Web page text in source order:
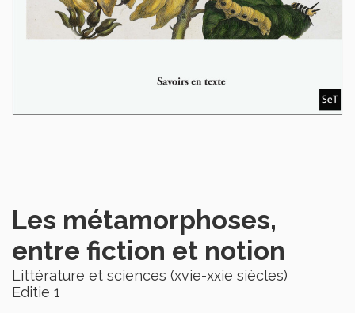
Les métamorphoses,
entre fiction et notion
Littérature et sciences (xvie-xxie siècles)
Editie 1